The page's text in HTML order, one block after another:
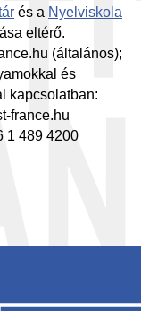
és a Nyelviskola
eltérő.
(általános);
és
kapcsolatban:
france.hu
1 489 4200